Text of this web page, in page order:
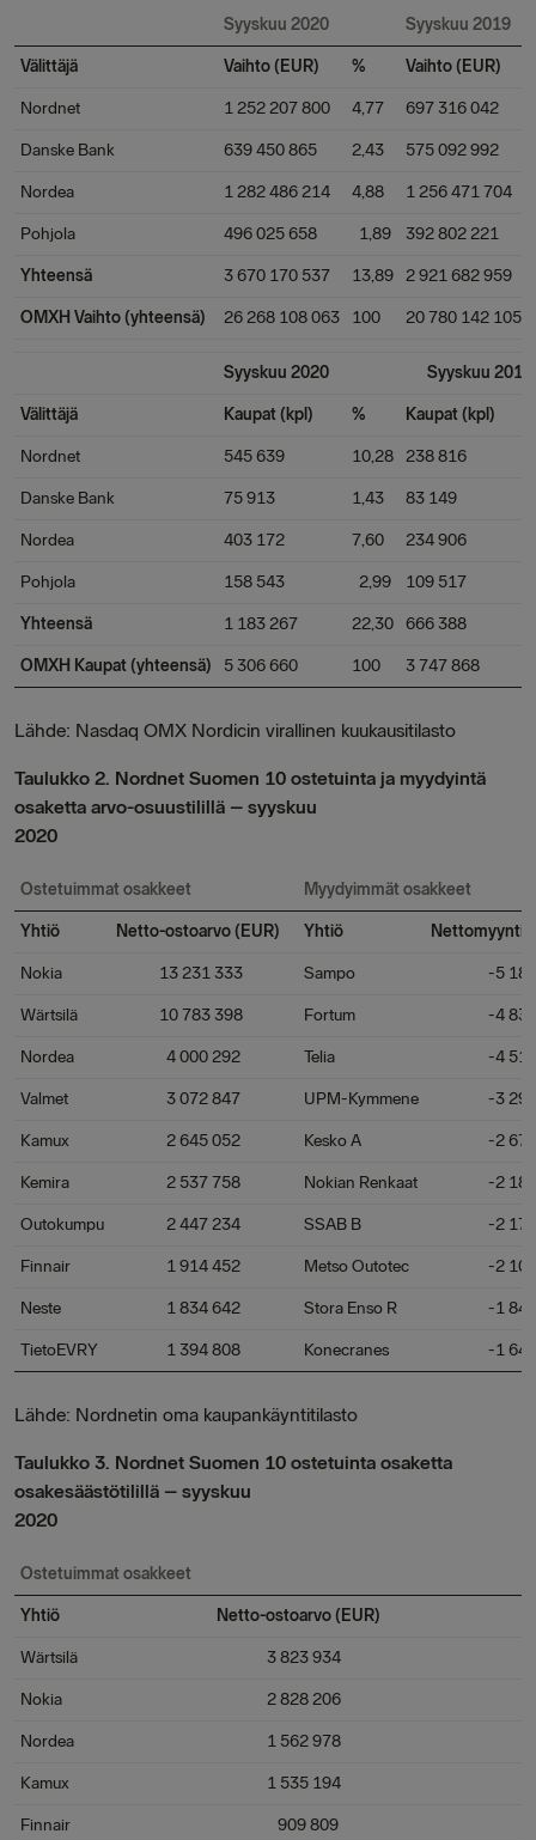
Syyskuu 2020 Syyskuu 2019
Välittäjä Vaihto (EUR) % Vaihto (EUR)
Nordnet 1 252 207 800 4,77 697 316 042
Danske Bank 639 450 865 2,43 575 092 992
Nordea 1 282 486 214 4,88 1 256 471 704
Pohjola 496 025 658 1,89 392 802 221
Yhteensä 3 670 170 537 13,89 2 921 682 959
OMXH Vaihto (yhteensä) 26 268 108 063 100 20 780 142 105
Syyskuu 2020 Syyskuu 2019
Välittäjä Kaupat (kpl) % Kaupat (kpl)
Nordnet 545 639 10,28 238 816
Danske Bank 75 913 1,43 83 149
Nordea 403 172 7,60 234 906
Pohjola 158 543 2,99 109 517
Yhteensä 1 183 267 22,30 666 388
OMXH Kaupat (yhteensä) 5 306 660 100 3 747 868
Lähde: Nasdaq OMX Nordicin virallinen kuukausitilasto
Taulukko 2. Nordnet Suomen 10 ostetuinta ja myydyintä
osaketta arvo-osuustilillä – syyskuu
2020
Ostetuimmat osakkeet Myydyimmät osakkeet
Yhtiö Netto-ostoarvo (EUR) Yhtiö
Nokia 13 231 333 Sampo -5 186
Wärtsilä 10 783 398 Fortum -4 835
Nordea 4 000 292 Telia -4 515
Valmet 3 072 847 UPM-Kymmene -3 295
Kamux 2 645 052 Kesko A -2 675
Kemira 2 537 758 Nokian Renkaat -2 182
Outokumpu 2 447 234 SSAB B -2 177
Finnair 1 914 452 Metso Outotec -2 109
Neste 1 834 642 Stora Enso R -1 846
TietoEVRY 1 394 808 Konecranes -1 647
Lähde: Nordnetin oma kaupankäyntitilasto
Taulukko 3. Nordnet Suomen 10 ostetuinta osaketta
osakesäästötilillä – syyskuu
2020
Ostetuimmat osakkeet
Yhtiö Netto-ostoarvo (EUR)
Wärtsilä 3 823 934
Nokia 2 828 206
Nordea 1 562 978
Kamux 1 535 194
Finnair 909 809